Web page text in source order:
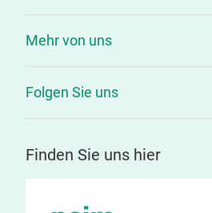
Mehr von uns
Folgen Sie uns
Finden Sie uns hier